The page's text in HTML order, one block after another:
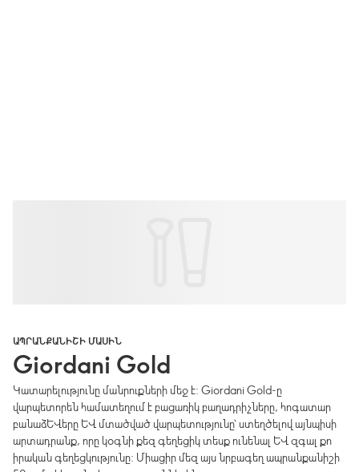
ԱՊՐԱՆՔԱՆԻՇԻ ՄԱՍԻՆ
Giordani Gold
Կատարելությունը մանրուքների մեջ է: Giordani Gold-ը
վարպետորեն համատեղում է բացառիկ բաղադրիչները, հոգատար
բանաձևերը և մտածված վարպետությունը՝ ստեղծելով այնպիսի
արտադրանք, որը կօգնի քեզ գեղեցիկ տեսք ունենալ և զգալ քո
իրական գեղեցկությունը: Միացիր մեզ այս նրբագեղ ապրանքանիշի